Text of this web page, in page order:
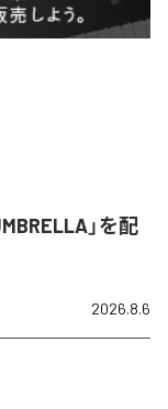
」を配
2026.8.6